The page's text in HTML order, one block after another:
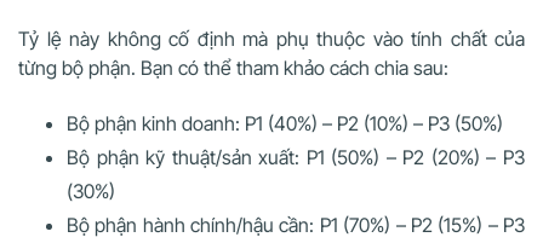
Tỷ lệ này không cố định mà phụ thuộc vào tính chất của
từng bộ phận. Bạn có thể tham khảo cách chia sau:
Bộ phận kinh doanh: P1 (40%) – P2 (10%) – P3 (50%)
Bộ phận kỹ thuật/sản xuất: P1 (50%) – P2 (20%) – P3
(30%)
Bộ phận hành chính/hậu cần: P1 (70%) – P2 (15%) – P3